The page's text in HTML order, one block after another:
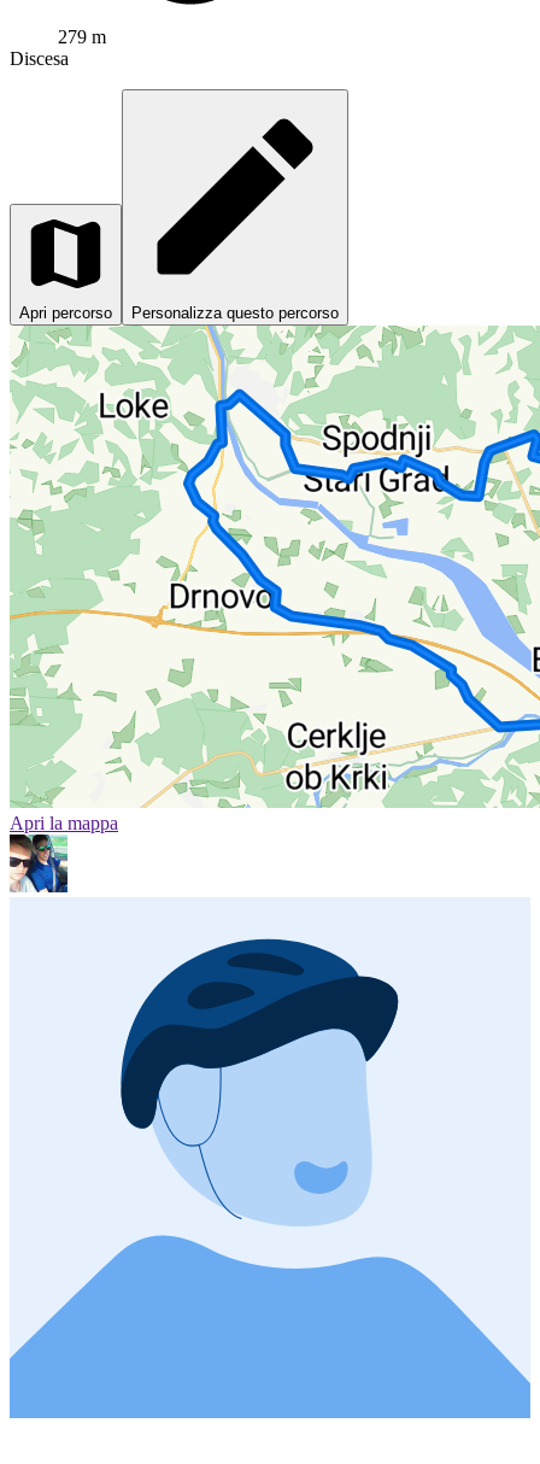
279 m
Discesa
Apri percorso Personalizza questo percorso
Apri la mappa